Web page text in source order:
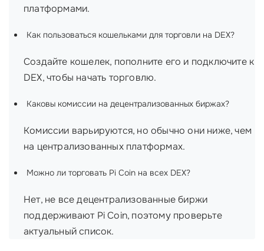
платформами.
Как пользоваться кошельками для торговли на DEX?
Создайте кошелек, пополните его и подключите к
DEX, чтобы начать торговлю.
Каковы комиссии на децентрализованных биржах?
Комиссии варьируются, но обычно они ниже, чем
на централизованных платформах.
Можно ли торговать Pi Coin на всех DEX?
Нет, не все децентрализованные биржи
поддерживают Pi Coin, поэтому проверьте
актуальный список.